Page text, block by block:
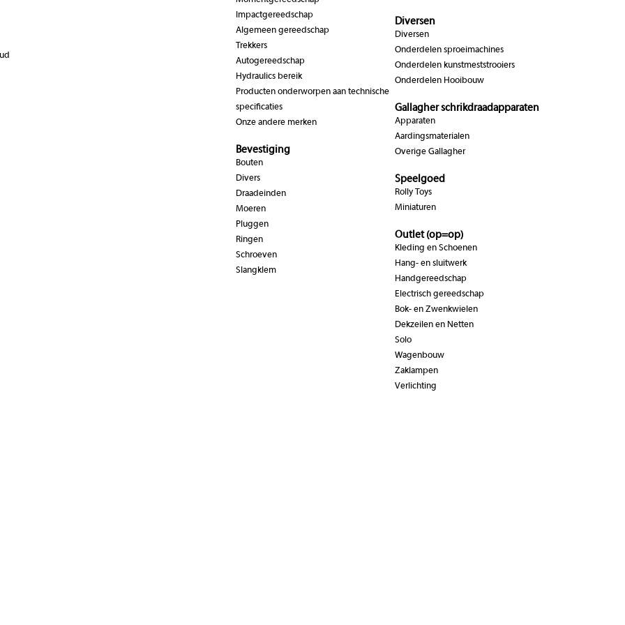
Impactgereedschap
Algemeen gereedschap
Trekkers
Autogereedschap
Hydraulics bereik
Producten onderworpen aan technische
specificaties
Onze andere merken
Bevestiging
Bouten
Divers
Draadeinden
Moeren
Pluggen
Ringen
Schroeven
Slangklem
Diversen
Diversen
Onderdelen sproeimachines
Onderdelen kunstmeststrooiers
Onderdelen Hooibouw
Gallagher schrikdraadapparaten
Apparaten
Aardingsmaterialen
Overige Gallagher
Speelgoed
Rolly Toys
Miniaturen
Outlet (op=op)
Kleding en Schoenen
Hang- en sluitwerk
Handgereedschap
Electrisch gereedschap
Bok- en Zwenkwielen
Dekzeilen en Netten
Solo
Wagenbouw
Zaklampen
Verlichting